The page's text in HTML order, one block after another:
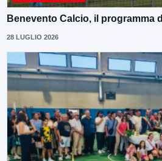
Benevento Calcio, il programma
28 LUGLIO 2026